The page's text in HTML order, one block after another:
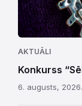
AKTUĀLI
Konkurss
6. augusts, 2026.